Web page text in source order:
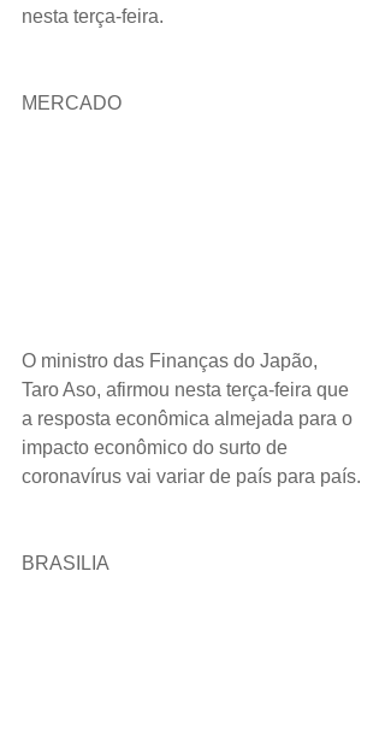
nesta terça-feira.
MERCADO
O ministro das Finanças do Japão,
Taro Aso, afirmou nesta terça-feira que
a resposta econômica almejada para o
impacto econômico do surto de
coronavírus vai variar de país para país.
BRASILIA